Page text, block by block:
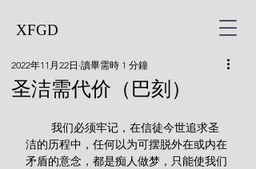
XFGD
圣洁需代价（巴刻）
2022年11月22日 讀畢需時 1 分鐘
洁的历程中，任何以为可摆脱外在或内在
矛盾的意念，都是痴人做梦，只能使我们